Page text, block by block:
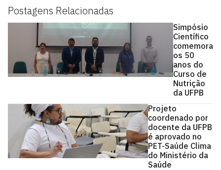
Postagens Relacionadas
Simpósio
Científico
comemora
os 50
anos do
Curso de
Nutrição
da UFPB
Projeto
coordenado por
docente da UFPB
é aprovado no
PET-Saúde Clima
do Ministério da
Saúde